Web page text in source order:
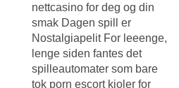
nettcasino for deg og din
smak Dagen spill er
Nostalgiapelit For leeenge,
lenge siden fantes det
spilleautomater som bare
tok porn escort kjoler for